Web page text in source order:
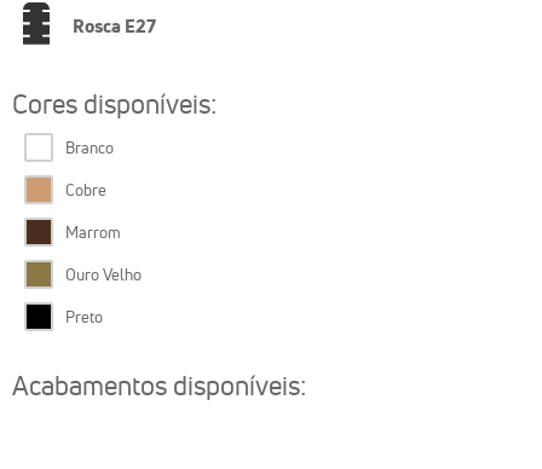
Rosca E27
Cores disponíveis:
Branco
Cobre
Marrom
Ouro Velho
Preto
Acabamentos disponíveis: